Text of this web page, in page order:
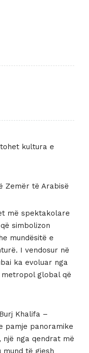
kultura e
Zemër të Arabisë
më spektakolare
simbolizon
mundësitë e
I vendosur në
ka evoluar nga
metropol global që
Khalifa –
pamje panoramike
nga qendrat më
të gjesh